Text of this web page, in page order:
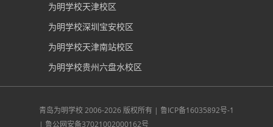
为明学校天津校区
为明学校深圳宝安校区
为明学校天津南站校区
为明学校贵州六盘水校区
青岛为明学校2006-2026 版权所有 | 鲁ICP备16035892号-1
| 鲁公网安备37021002000162号